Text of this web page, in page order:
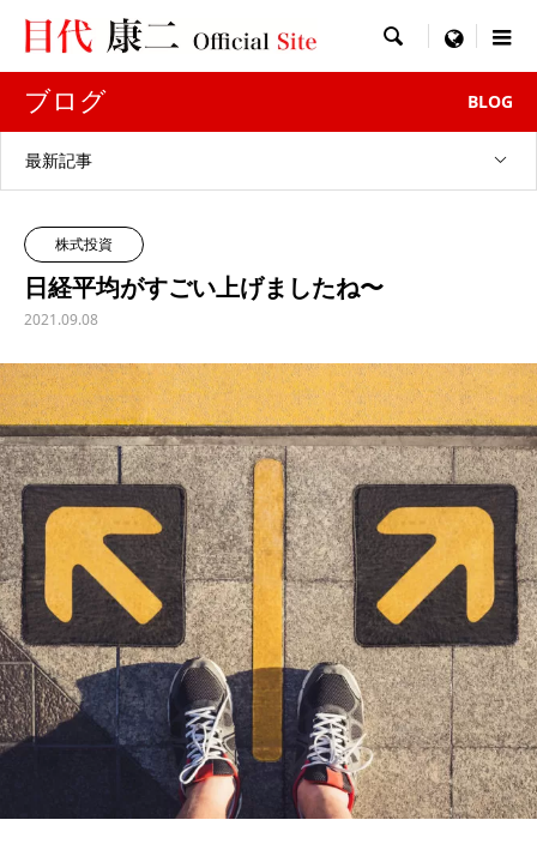
 menu
ブログ BLOG
最新記事
株式投資
日経平均がすごい上げましたね〜
2021.09.08